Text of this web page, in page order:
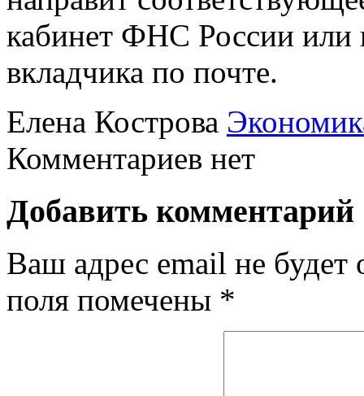
кабинет ФНС России или
вкладчика по почте.
Елена Кострова
Комментариев нет
Добавить комментарий
Ваш адрес email не будет
поля помечены *